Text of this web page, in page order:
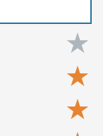
★
★
★